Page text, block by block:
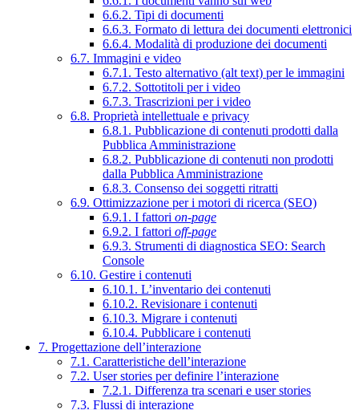
6.6.2. Tipi di documenti
6.6.3. Formato di lettura dei documenti elettronici
6.6.4. Modalità di produzione dei documenti
6.7. Immagini e video
6.7.1. Testo alternativo (alt text) per le immagini
6.7.2. Sottotitoli per i video
6.7.3. Trascrizioni per i video
6.8. Proprietà intellettuale e privacy
6.8.1. Pubblicazione di contenuti prodotti dalla
Pubblica Amministrazione
6.8.2. Pubblicazione di contenuti non prodotti
dalla Pubblica Amministrazione
6.8.3. Consenso dei soggetti ritratti
6.9. Ottimizzazione per i motori di ricerca (SEO)
6.9.1. I fattori on-page
6.9.2. I fattori off-page
6.9.3. Strumenti di diagnostica SEO: Search
Console
6.10. Gestire i contenuti
6.10.1. L’inventario dei contenuti
6.10.2. Revisionare i contenuti
6.10.3. Migrare i contenuti
6.10.4. Pubblicare i contenuti
7. Progettazione dell’interazione
7.1. Caratteristiche dell’interazione
7.2. User stories per definire l’interazione
7.2.1. Differenza tra scenari e user stories
7.3. Flussi di interazione